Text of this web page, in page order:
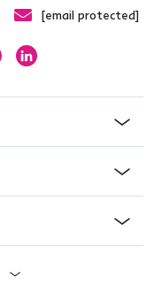
[email protected]